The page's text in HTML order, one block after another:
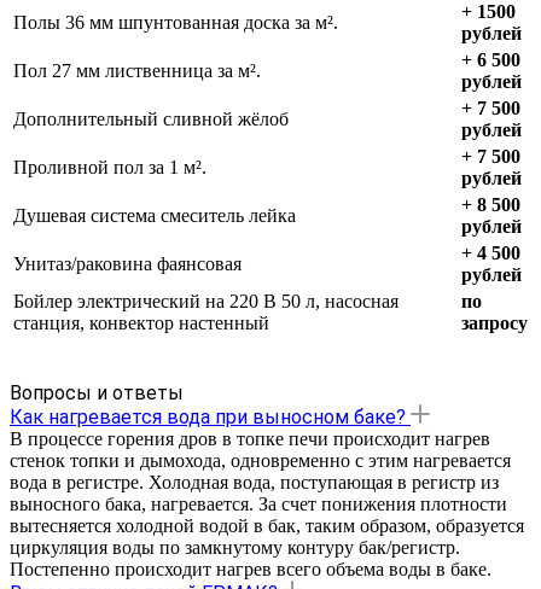
Полы 36 мм шпунтованная доска за м².
+ 1500
рублей
Пол 27 мм лиственница за м².
+ 6 500
рублей
Дополнительный сливной жёлоб
+ 7 500
рублей
Проливной пол за 1 м².
+ 7 500
рублей
Душевая система смеситель лейка
+ 8 500
рублей
Унитаз/раковина фаянсовая
+ 4 500
рублей
Бойлер электрический на 220 В 50 л, насосная
станция, конвектор настенный
по
запросу
Вопросы и ответы
Как нагревается вода при выносном баке?
В процессе горения дров в топке печи происходит нагрев
стенок топки и дымохода, одновременно с этим нагревается
вода в регистре. Холодная вода, поступающая в регистр из
выносного бака, нагревается. За счет понижения плотности
вытесняется холодной водой в бак, таким образом, образуется
циркуляция воды по замкнутому контуру бак/регистр.
Постепенно происходит нагрев всего объема воды в баке.